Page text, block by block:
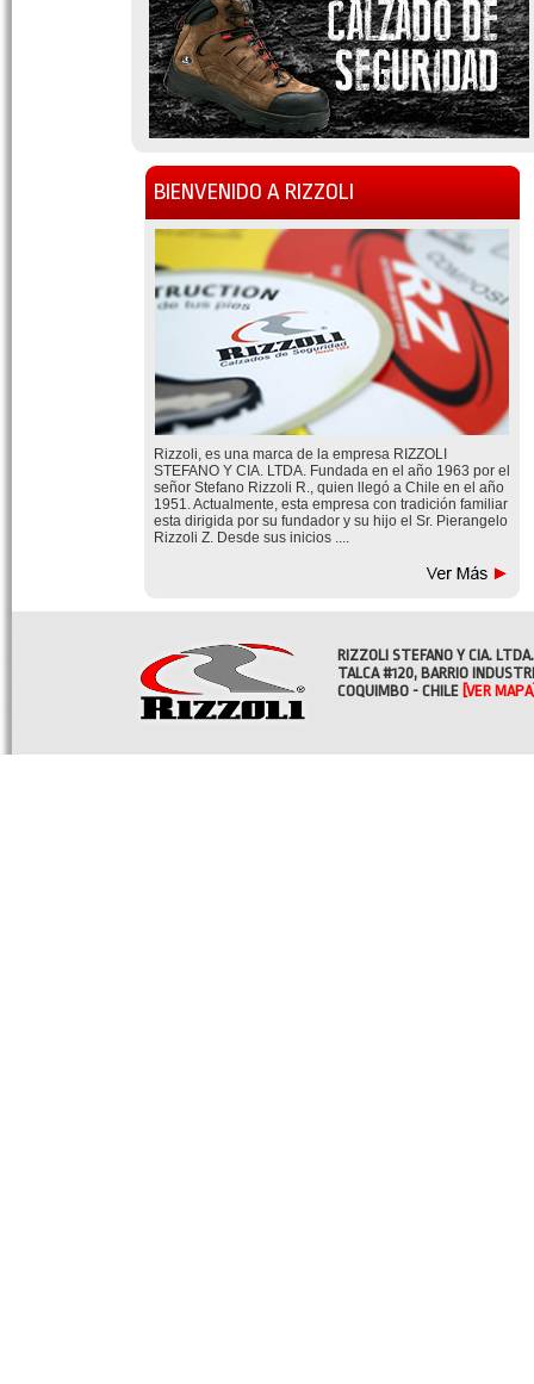
BIENVENIDO A RIZZOLI
Rizzoli, es una marca de la empresa RIZZOLI
STEFANO Y CIA. LTDA. Fundada en el año 1963 por el
señor Stefano Rizzoli R., quien llegó a Chile en el año
1951. Actualmente, esta empresa con tradición familiar
esta dirigida por su fundador y su hijo el Sr. Pierangelo
Rizzoli Z. Desde sus inicios ....
RIZZOLI STEFANO Y CIA. LTDA.
TALCA #120, BARRIO
COQUIMBO - CHILE [VER